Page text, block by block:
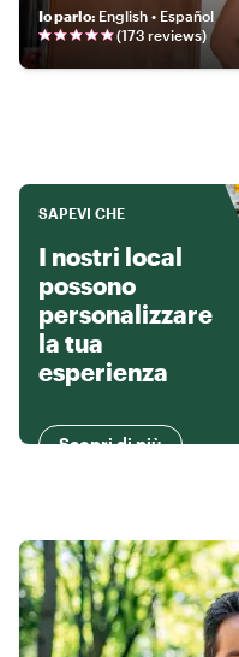
Io parlo: English • Español
(173 reviews)
SAPEVI CHE
I nostri local
possono
personalizzare
la tua
esperienza
Scopri di più